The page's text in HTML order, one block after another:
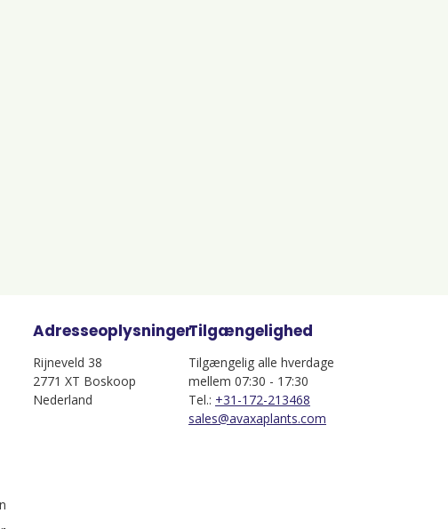
Adresseoplysninger
Rijneveld 38
2771 XT Boskoop
Nederland
Tilgængelighed
Tilgængelig alle hverdage
mellem 07:30 - 17:30
Tel.: +31-172-213468
sales@avaxaplants.com